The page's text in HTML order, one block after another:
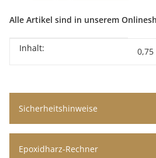
Alle Artikel sind in unserem
Produkteigenschaft
Wert
Inhalt: 0,75
Sicherheitshinweise
Epoxidharz-Rechner